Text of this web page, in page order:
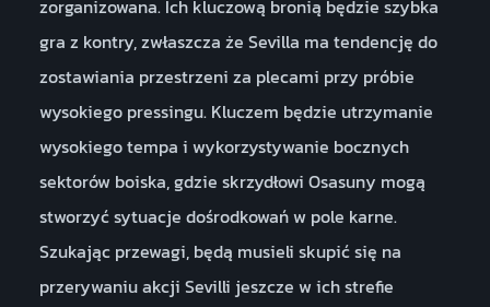
zorganizowana. Ich kluczową bronią będzie szybka
gra z kontry, zwłaszcza że Sevilla ma tendencję do
zostawiania przestrzeni za plecami przy próbie
wysokiego pressingu. Kluczem będzie utrzymanie
wysokiego tempa i wykorzystywanie bocznych
sektorów boiska, gdzie skrzydłowi Osasuny mogą
stworzyć sytuacje dośrodkowań w pole karne.
Szukając przewagi, będą musieli skupić się na
przerywaniu akcji Sevilli jeszcze w ich strefie